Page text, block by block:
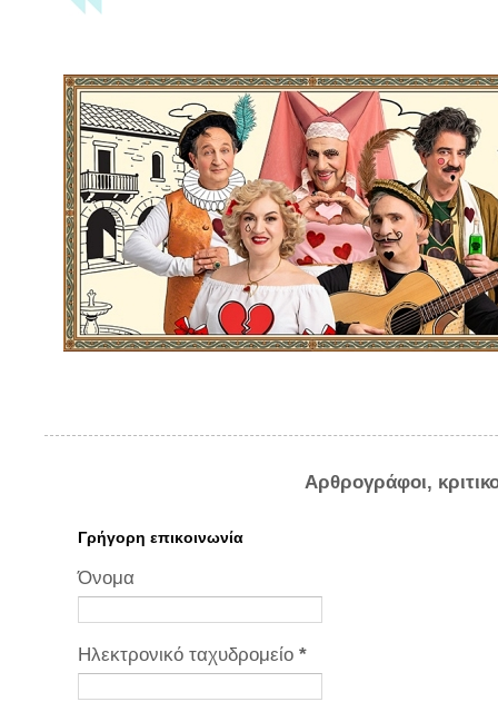
Αρθρογράφοι,
Γρήγορη επικοινωνία
Όνομα
Ηλεκτρονικό ταχυδρομείο *